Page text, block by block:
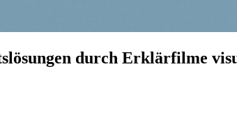
durch Erklärfilme